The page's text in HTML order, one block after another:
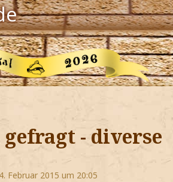
- diverse
Februar 2015 um 20:05